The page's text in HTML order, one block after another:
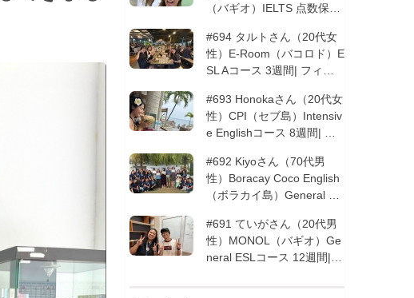
（バギオ）IELTS 点数保証
#694 タルトさん（20代女
性）E-Room（バコロド）E
SL Aコース 3週間| フィリ
#693 Honokaさん（20代女
性）CPI（セブ島）Intensiv
e Englishコース 8週間| フ
#692 Kiyoさん（70代男
性）Boracay Coco English
（ボラカイ島）General En
ピン留学5回目リピータ
ー）| フィリピン留学
#691 ていがさん（20代男
性）MONOL（バギオ）Ge
neral ESLコース 12週間|